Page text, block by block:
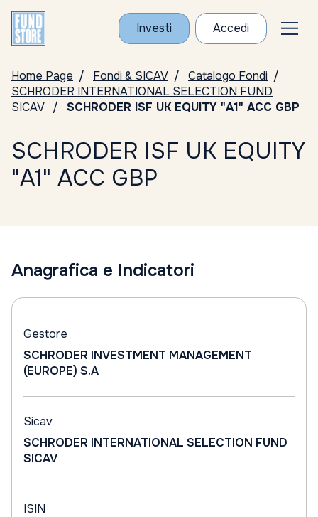
Investi Accedi
Home Page Fondi & SICAV
Catalogo Fondi
SCHRODER INTERNATIONAL SELECTION FUND
SICAV
SCHRODER ISF UK EQUITY "A1" ACC GBP
SCHRODER ISF UK EQUITY
"A1" ACC GBP
Anagrafica e Indicatori
Gestore
SCHRODER INVESTMENT MANAGEMENT
(EUROPE) S.A
Sicav
SCHRODER INTERNATIONAL SELECTION FUND
SICAV
ISIN